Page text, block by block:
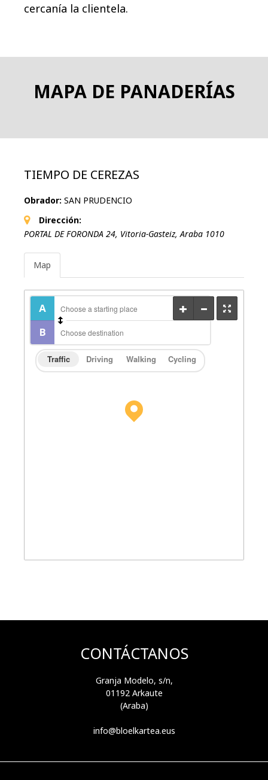
cercanía la clientela.
MAPA DE PANADERÍAS
TIEMPO DE CEREZAS
Obrador: SAN PRUDENCIO
Dirección:
PORTAL DE FORONDA 24, Vitoria-Gasteiz, Araba 1010
Map
Traffic Driving Walking Cycling
CONTÁCTANOS
Granja Modelo, s/n,
01192 Arkaute
(Araba)
info@bloelkartea.eus